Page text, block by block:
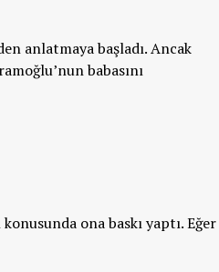
anlatmaya başladı. Ancak
babasını
ona baskı yaptı. Eğer